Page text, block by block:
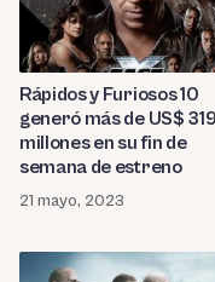
Rápidos y Furiosos 10
generó más de US$ 319
millones en su fin de
semana de estreno
21 mayo, 2023